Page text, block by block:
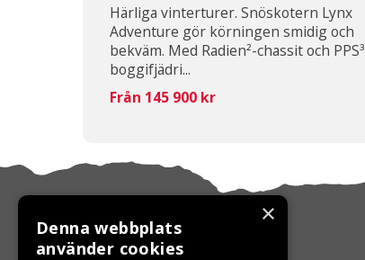
Härliga vinterturer. Snöskotern Lynx
Adventure gör körningen smidig och
bekväm. Med Radien²-chassit och PPS³
boggifjädri...
Från 145 900 kr
×
Denna webbplats
använder cookies